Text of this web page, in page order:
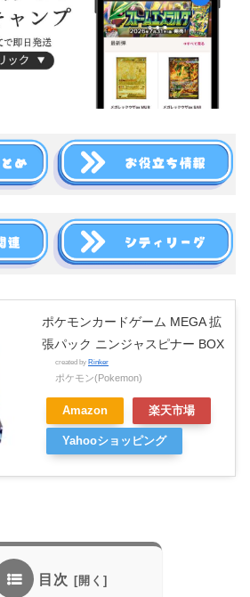
ポケモンカードゲーム MEGA 拡
張パック ニンジャスピナー BOX
created by Rinker
ポケモン(Pokemon)
Amazon 楽天市場
Yahooショッピング
目次